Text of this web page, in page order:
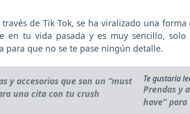
través de Tik Tok, se ha viralizado una
en tu vida pasada y es muy sencillo,
para que no se te pase ningún detalle.
Te gustaría
Prendas y
have”